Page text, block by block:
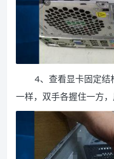
4、查看显卡固定结
一样，双手各握住一方